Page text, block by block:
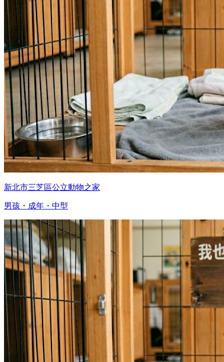
新北市三芝區公立動物之家
男孩・成年・中型